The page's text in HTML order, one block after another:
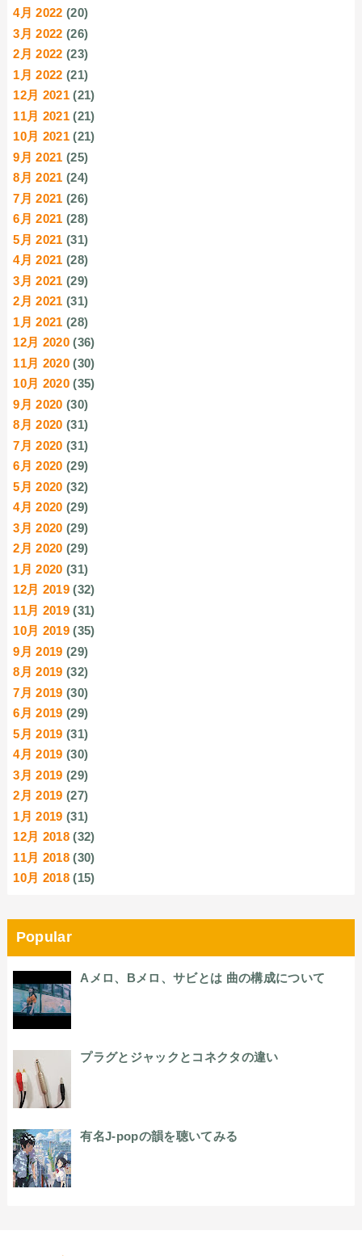
4月 2022 (20)
3月 2022 (26)
2月 2022 (23)
1月 2022 (21)
12月 2021 (21)
11月 2021 (21)
10月 2021 (21)
9月 2021 (25)
8月 2021 (24)
7月 2021 (26)
6月 2021 (28)
5月 2021 (31)
4月 2021 (28)
3月 2021 (29)
2月 2021 (31)
1月 2021 (28)
12月 2020 (36)
11月 2020 (30)
10月 2020 (35)
9月 2020 (30)
8月 2020 (31)
7月 2020 (31)
6月 2020 (29)
5月 2020 (32)
4月 2020 (29)
3月 2020 (29)
2月 2020 (29)
1月 2020 (31)
12月 2019 (32)
11月 2019 (31)
10月 2019 (35)
9月 2019 (29)
8月 2019 (32)
7月 2019 (30)
6月 2019 (29)
5月 2019 (31)
4月 2019 (30)
3月 2019 (29)
2月 2019 (27)
1月 2019 (31)
12月 2018 (32)
11月 2018 (30)
10月 2018 (15)
Popular
Aメロ、Bメロ、サビとは 曲の構成について
プラグとジャックとコネクタの違い
有名J-popの韻を聴いてみる